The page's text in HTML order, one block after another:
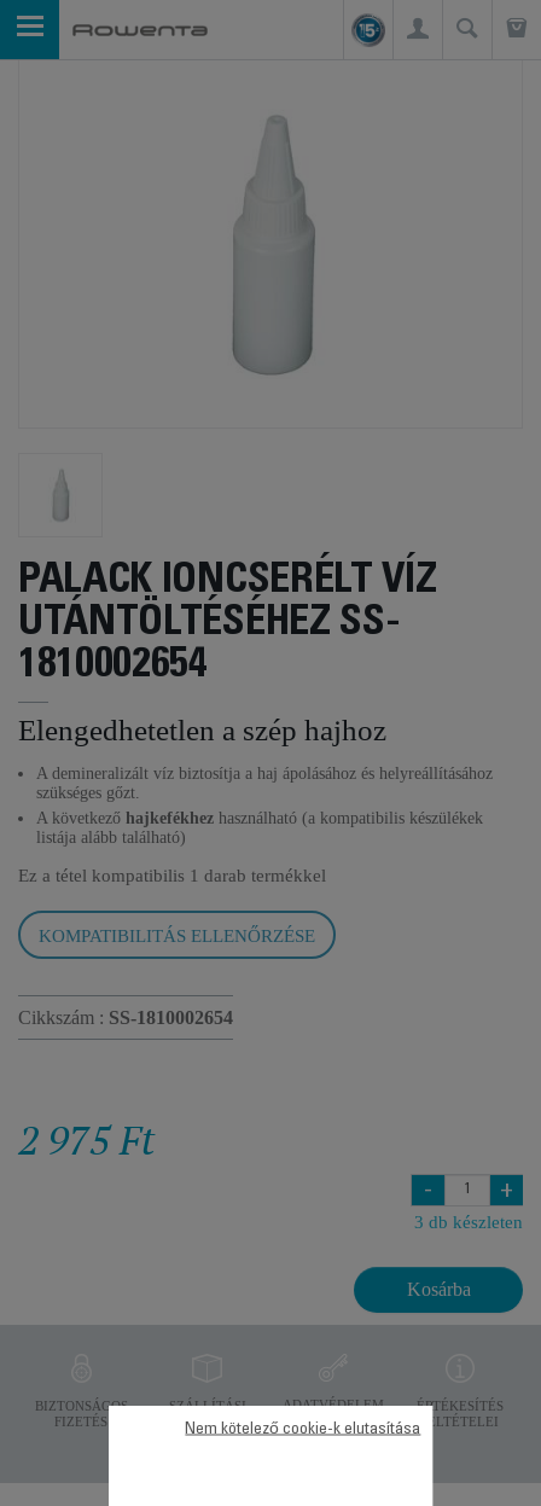
PALACK IONCSERÉLT VÍZ
UTÁNTÖLTÉSÉHEZ SS-
1810002654
Elengedhetetlen a szép hajhoz
A demineralizált víz biztosítja a haj ápolásához és helyreállításához
szükséges gőzt.
A következő hajkefékhez használható (a kompatibilis készülékek
listája alább található)
Ez a tétel kompatibilis 1 darab termékkel
KOMPATIBILITÁS ELLENŐRZÉSE
Cikkszám : SS-1810002654
2 975 Ft
- +
3 db készleten
Kosárba
BIZTONSÁGOS
FIZETÉS
SZÁLLÍTÁSI
FELTÉTELEK
ADATVÉDELEM
ÉRTÉKESÍTÉS
FELTÉTELEI
Nem kötelező cookie-k elutasítása